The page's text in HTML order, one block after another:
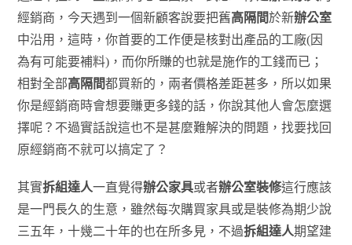
經銷商，今天遇到一個新顧客說要把舊高隔間於新辦公室
中沿用，這時，你首要的工作便是核對出產品的工廠(因
為有可能要補料)，而你所賺的也就是施作的工錢而已；
相對全部高隔間都買新的，兩者價格差距甚多，所以如果
你是經銷商時會想要賺更多錢的話，你說其他人會怎麼選
擇呢？不過實話說這也不是甚麼難解決的問題，找要找回
原經銷商不就可以搞定了？
其實拆組達人一直覺得辦公家具或者辦公室裝修這行應該
是一門長久的生意，雖然每次購買家具或是裝修為期少說
三五年，十幾二十年的也在所多見，不過拆組達人期望建